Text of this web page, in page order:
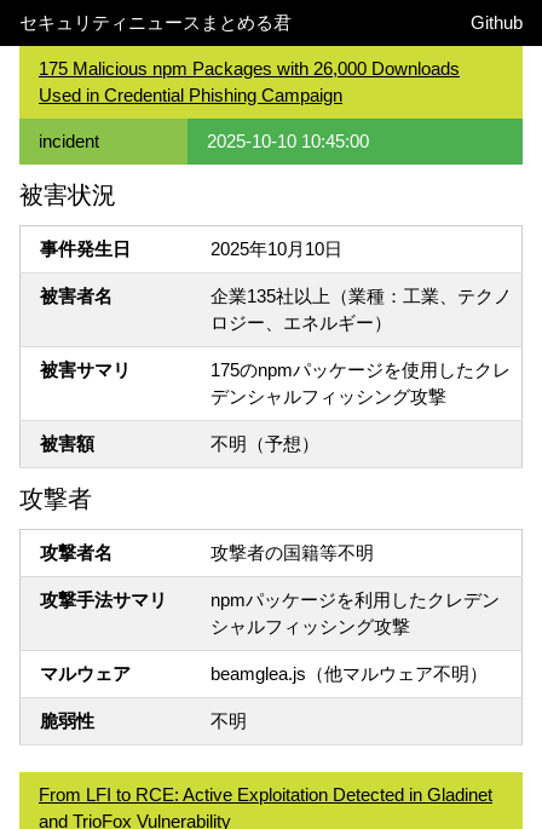
セキュリティニュースまとめる君 Github
175 Malicious npm Packages with 26,000 Downloads
Used in Credential Phishing Campaign
incident 2025-10-10 10:45:00
被害状況
事件発生日 2025年10月10日
被害者名
企業135社以上（業種：工業、テクノ
ロジー、エネルギー）
被害サマリ
175のnpmパッケージを使用したクレ
デンシャルフィッシング攻撃
被害額 不明（予想）
攻撃者
攻撃者名 攻撃者の国籍等不明
攻撃手法サマリ
npmパッケージを利用したクレデン
シャルフィッシング攻撃
マルウェア beamglea.js（他マルウェア不明）
脆弱性 不明
From LFI to RCE: Active Exploitation Detected in Gladinet
and TrioFox Vulnerability